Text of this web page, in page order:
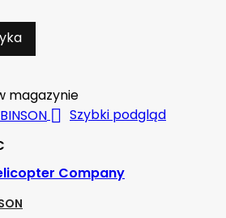
magazynie
 Szybki podgląd
Company